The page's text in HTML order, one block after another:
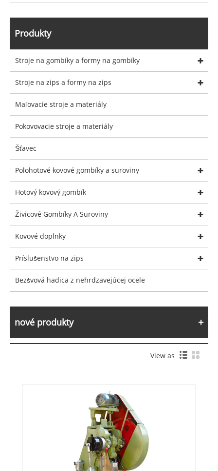
Produkty
Stroje na gombíky a formy na gombíky
Stroje na zips a formy na zips
Maľovacie stroje a materiály
Pokovovacie stroje a materiály
Šťavec
Polohotové kovové gombíky a suroviny
Hotový kovový gombík
Živicové Gombíky A Suroviny
Kovové doplnky
Príslušenstvo na zips
Bezšvová hadica z nehrdzavejúcej ocele
nové produkty
View as